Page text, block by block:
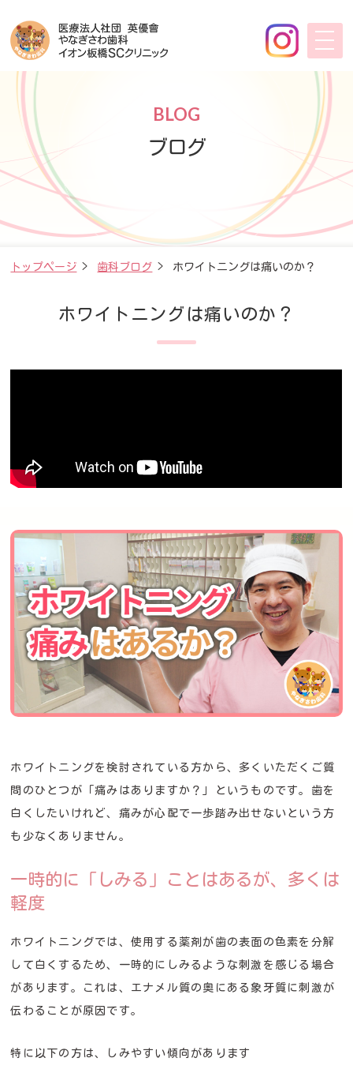
BLOG
ブログ
トップページ > 歯科ブログ > ホワイトニングは痛いのか？
ホワイトニングは痛いのか？
ホワイトニングを検討されている方から、多くいただくご質
問のひとつが「痛みはありますか？」というものです。歯を
白くしたいけれど、痛みが心配で一歩踏み出せないという方
も少なくありません。
一時的に「しみる」ことはあるが、多くは
軽度
ホワイトニングでは、使用する薬剤が歯の表面の色素を分解
して白くするため、一時的にしみるような刺激を感じる場合
があります。これは、エナメル質の奥にある象牙質に刺激が
伝わることが原因です。
特に以下の方は、しみやすい傾向があります